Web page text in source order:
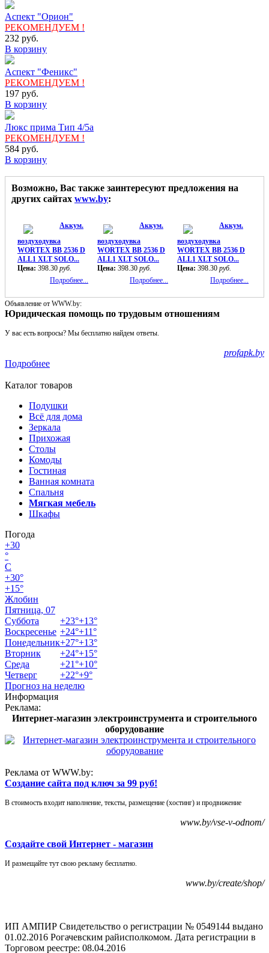
Аспект "Орион"
РЕКОМЕНДУЕМ !
232 руб.
В корзину
Аспект "Феникс"
РЕКОМЕНДУЕМ !
197 руб.
В корзину
Люкс прима Тип 4/5а
РЕКОМЕНДУЕМ !
584 руб.
В корзину
Возможно, Вас также заинтересуют предложения на
других сайтах www.by:
Аккум.
воздуходувка
WORTEX BB 2536 D
ALL1 XLT SOLO...
Цена: 398.30 руб.
Подробнее...
Аккум.
воздуходувка
WORTEX BB 2536 D
ALL1 XLT SOLO...
Цена: 398.30 руб.
Подробнее...
Аккум.
воздуходувка
WORTEX BB 2536 D
ALL1 XLT SOLO...
Цена: 398.30 руб.
Подробнее...
Объявление от WWW.by:
Юридическая помощь по трудовым отношениям
У вас есть вопросы? Мы бесплатно найдем ответы.
profapk.by
Подробнее
Каталог товаров
Подушки
Всё для дома
Зеркала
Прихожая
Столы
Комоды
Гостиная
Ванная комната
Спальня
Мягкая мебель
Шкафы
Погода
+30
°
C
+30°
+15°
Жлобин
Пятница, 07
Суббота
+23°+13°
Воскресенье +24°+11°
Понедельник+27°+13°
Вторник
+24°+15°
Среда
+21°+10°
Четверг
+22°+9°
Прогноз на неделю
Информация
Реклама:
Интернет-магазин электроинструмента и строительного
оборудование
Реклама от WWW.by:
Создание сайта под ключ за 99 руб!
В стоимость входит наполнение, тексты, размещение (хостинг) и продвижение
www.by/vse-v-odnom/
Создайте свой Интернет - магазин
И размещайте тут свою рекламу бесплатно.
www.by/create/shop/
ИП АМПИР Свидетельство о регистрации № 0549144 выдано
01.02.2016 Рогачевским райисполкомом. Дата регистрации в
Торговом реестре: 08.04.2016